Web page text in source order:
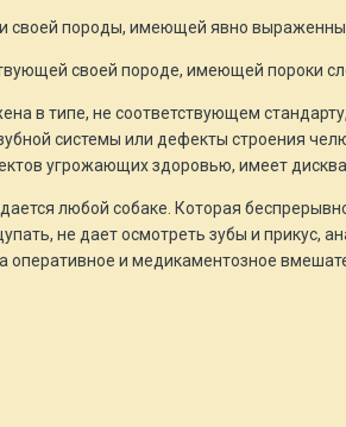
своей породы, имеющей явно
своей породе, имеющей пороки
в типе, не соответствующем
системы или дефекты строения
угрожающих здоровью, имеет
любой собаке. Которая
не дает осмотреть зубы и прикус,
оперативное и медикаментозное